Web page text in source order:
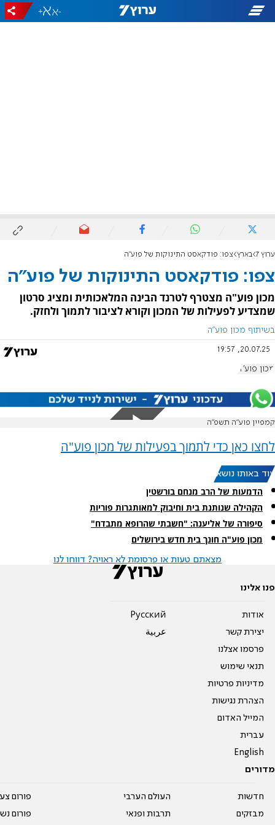
-
+
ערוץ 7 בארץ צפו: פודקאסט התינוקות של פוע"ה
צפו: פודקאסט התינוקות של פוע"ה
מכון פוע"ה מצטרף לטרנד הבינה המלאכותית ומציג סרטון
שמצדיע לפעילות של המכון וקורא לציבור לתמוך ולחזק.
בשיתוף מכון פוע"ה
20.07.25, 19:57
מכון פוע"ה
קמפיין פוע"ה תשפ"ה
לחצו כאן כדי לתמוך בפעילות של מכון פוע"ה
עוד באותו נושא:
הדמעות של הרב מנחם בורשטין
הקהילה שנותנת בית וחיבוק למאותגרות פוריות
סיפורה של אליענה: "חשבתי שהרופא מתבדח"
מכון פוע"ה חונך בית חדש בירושלים
מצאתם טעות או פרסומת לא ראויה? דווחו לנו
פנו אלינו
אודות
יצירת קשר
פרסמו אצלנו
תנאי שימוש
מדיניות פרטיות
הצהרת נגישות
המייל האדום
עברית
English
Pусский
عربية
מדורים
חדשות
מבזקים
העולם הערבי
תרבות ופנאי
פורום
פורום